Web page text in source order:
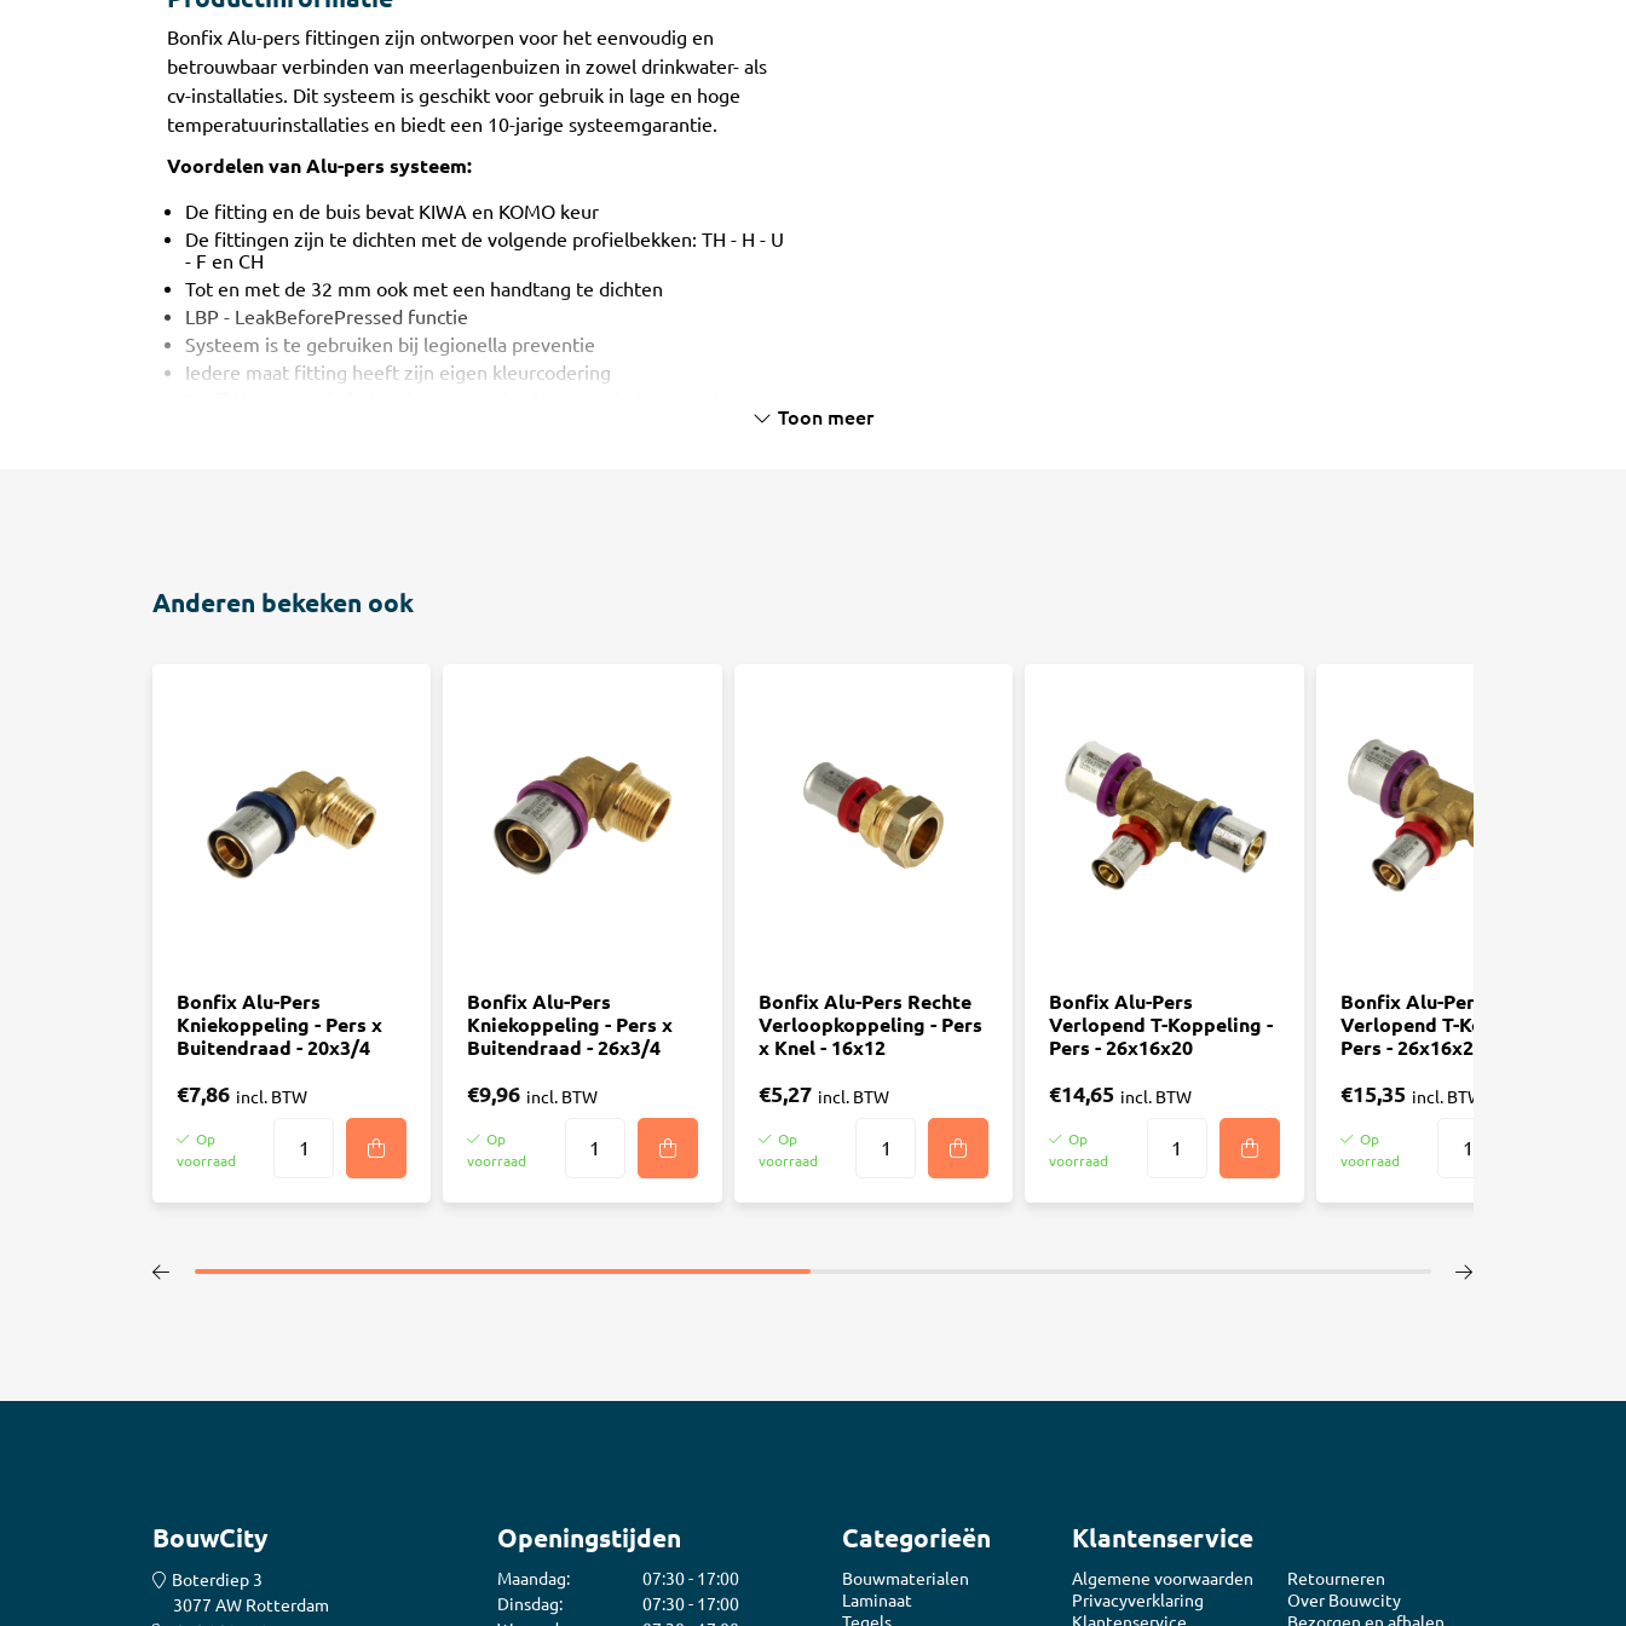
​Bonfix Alu-pers fittingen zijn ontworpen voor het eenvoudig en
betrouwbaar verbinden van meerlagenbuizen in zowel drinkwater- als
cv-installaties. Dit systeem is geschikt voor gebruik in lage en hoge
temperatuurinstallaties en biedt een 10-jarige systeemgarantie.
Voordelen van Alu-pers systeem:
De fitting en de buis bevat KIWA en KOMO keur
De fittingen zijn te dichten met de volgende profielbekken: TH - H - U
- F en CH
Tot en met de 32 mm ook met een handtang te dichten
LBP - LeakBeforePressed functie
Systeem is te gebruiken bij legionella preventie
Iedere maat fitting heeft zijn eigen kleurcodering
Toon meer
Anderen bekeken ook
Bonfix Alu-Pers
Kniekoppeling - Pers x
Buitendraad - 20x3/4
€7,86 incl. BTW
Op
voorraad
Bonfix Alu-Pers
Kniekoppeling - Pers x
Buitendraad - 26x3/4
€9,96 incl. BTW
Op
voorraad
Bonfix Alu-Pers Rechte
Verloopkoppeling - Pers
x Knel - 16x12
€5,27 incl. BTW
Op
voorraad
Bonfix Alu-Pers
Verlopend T-Koppeling -
Pers - 26x16x20
€14,65 incl. BTW
Op
voorraad
Bonfix Alu-Pers
Verlopend T-Koppeling -
Pers - 26x16x26
€15,35 incl. BTW
Op
voorraad
BouwCity
Boterdiep 3
3077 AW Rotterdam
Openingstijden
Maandag:
07:30 - 17:00
Dinsdag:
07:30 - 17:00
Categorieën
Bouwmaterialen
Laminaat
Klantenservice
Algemene voorwaarden
Privacyverklaring
Retourneren
Over Bouwcity